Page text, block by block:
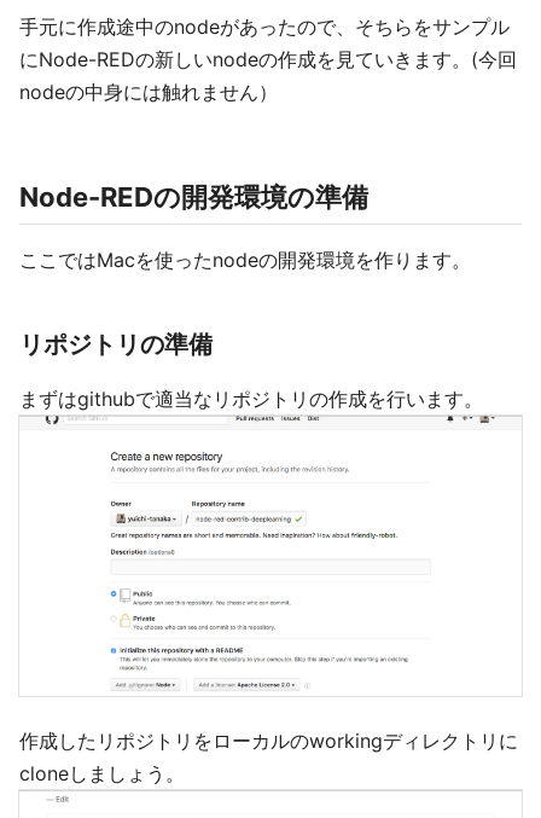
手元に作成途中のnodeがあったので、そちらをサンプル
にNode-REDの新しいnodeの作成を見ていきます。(今回
nodeの中身には触れません）
Node-REDの開発環境の準備
ここではMacを使ったnodeの開発環境を作ります。
リポジトリの準備
まずはgithubで適当なリポジトリの作成を行います。
作成したリポジトリをローカルのworkingディレクトリに
cloneしましょう。